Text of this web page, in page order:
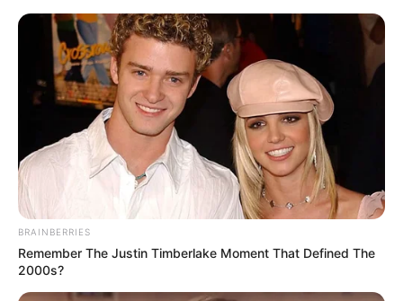
BRAINBERRIES
Remember The Justin Timberlake Moment That Defined The
2000s?